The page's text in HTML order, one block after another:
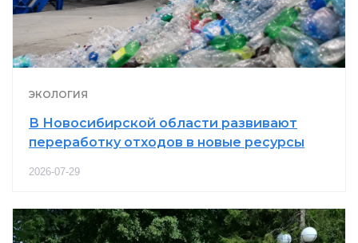
ЭКОЛОГИЯ
В Новосибирской области развивают
переработку отходов в новые ресурсы
2026-07-29